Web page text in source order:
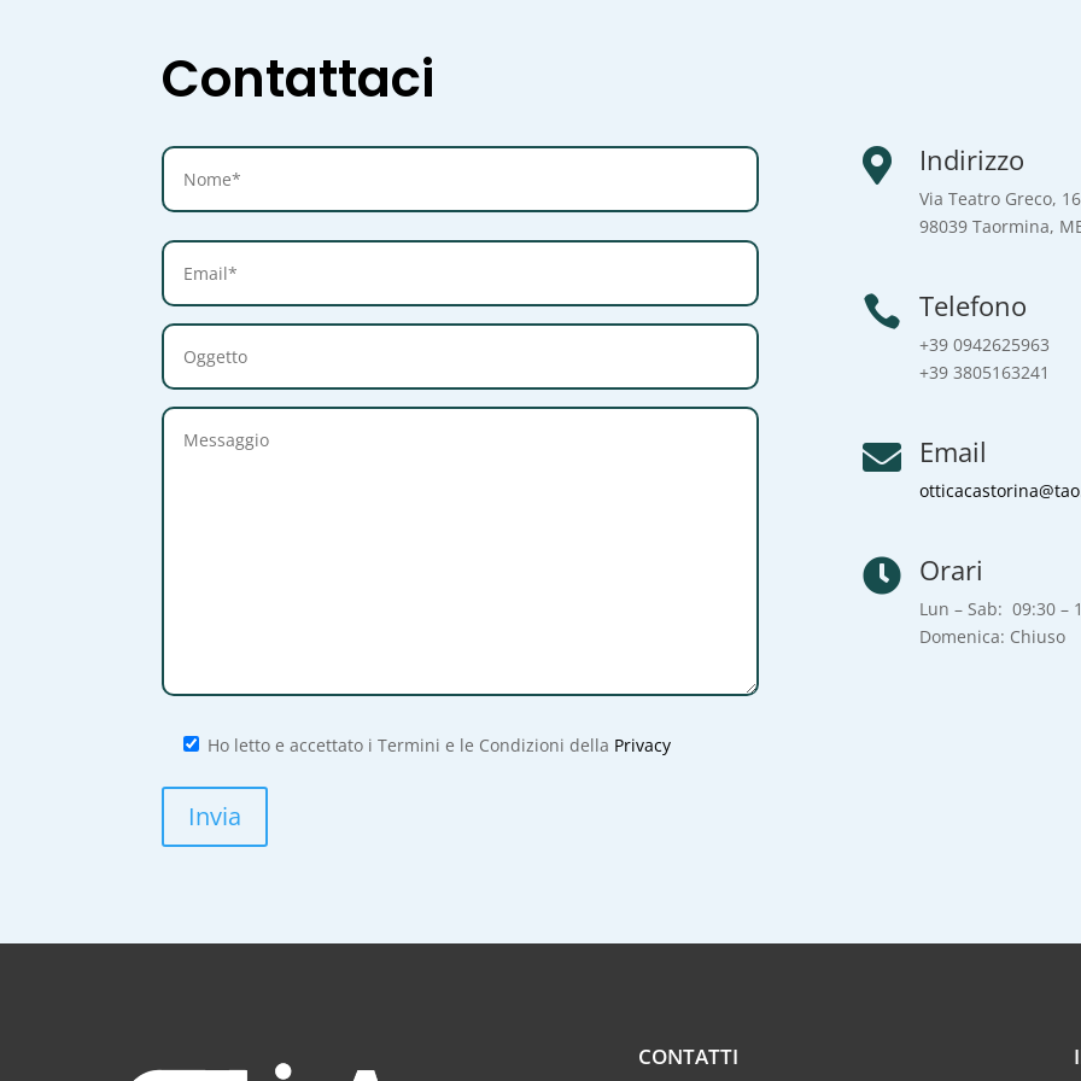
Contattaci
Ho letto e accettato i Termini e le Condizioni della Privacy
Invia
 Indirizzo
Via Teatro Greco, 16
98039 Taormina,
 Telefono
+390942625963
+39 3805163241
 Email
 Orari
Lun – Sab: 09:30 –
Domenica: Chiuso
CONTATTI